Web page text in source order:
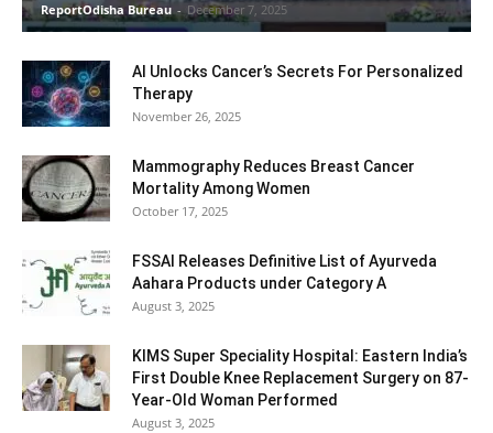
ReportOdisha Bureau - December 7, 2025
AI Unlocks Cancer’s Secrets For Personalized
Therapy
November 26, 2025
Mammography Reduces Breast Cancer
Mortality Among Women
October 17, 2025
FSSAI Releases Definitive List of Ayurveda
Aahara Products under Category A
August 3, 2025
KIMS Super Speciality Hospital: Eastern India’s
First Double Knee Replacement Surgery on 87-
Year-Old Woman Performed
August 3, 2025